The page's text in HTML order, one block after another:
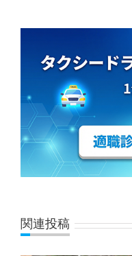
関連投稿